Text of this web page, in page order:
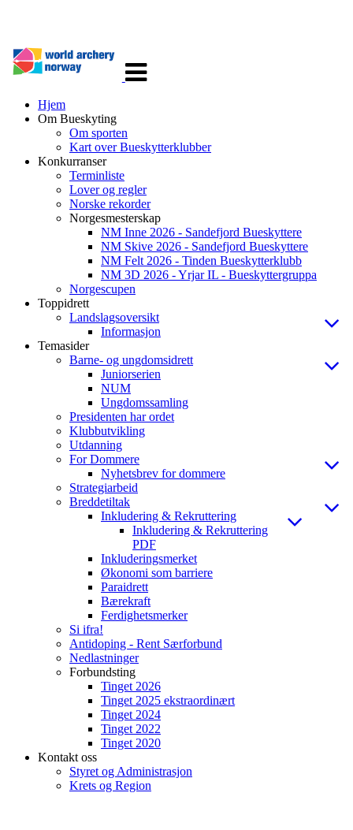
navigasjon
Hjem
Om Bueskyting
Om sporten
Kart over Bueskytterklubber
Konkurranser
Terminliste
Lover og regler
Norske rekorder
Norgesmesterskap
NM Inne 2026 - Sandefjord Bueskyttere
NM Skive 2026 - Sandefjord Bueskyttere
NM Felt 2026 - Tinden Bueskytterklubb
NM 3D 2026 - Yrjar IL - Bueskyttergruppa
Norgescupen
Toppidrett
Landslagsoversikt
Informasjon
Temasider
Barne- og ungdomsidrett
Juniorserien
NUM
Ungdomssamling
Presidenten har ordet
Klubbutvikling
Utdanning
For Dommere
Nyhetsbrev for dommere
Strategiarbeid
Breddetiltak
Inkludering & Rekruttering
Inkludering & Rekruttering
PDF
Inkluderingsmerket
Økonomi som barriere
Paraidrett
Bærekraft
Ferdighetsmerker
Si ifra!
Antidoping - Rent Særforbund
Nedlastninger
Forbundsting
Tinget 2026
Tinget 2025 ekstraordinært
Tinget 2024
Tinget 2022
Tinget 2020
Kontakt oss
Styret og Administrasjon
Krets og Region